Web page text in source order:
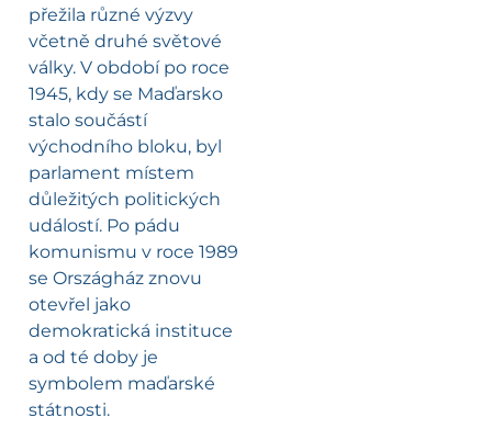
přežila různé výzvy
včetně druhé světové
války. V období po roce
1945, kdy se Maďarsko
stalo součástí
východního bloku, byl
parlament místem
důležitých politických
událostí. Po pádu
komunismu v roce 1989
se Országház znovu
otevřel jako
demokratická instituce
a od té doby je
symbolem maďarské
státnosti.